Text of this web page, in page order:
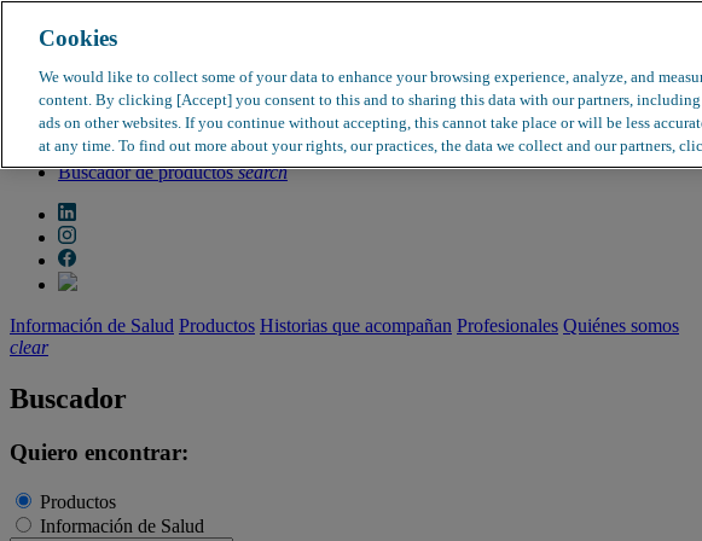
search clear
Dirección médica
Farmacovigilancia
Objeción de calidad
Buscador de productossearch
Información de Salud Productos Historias que acompañan Profesionales Quiénes somos
clear
Buscador
Quiero encontrar:
Productos
Información de Salud
Cookies
We would like to collect some of your data to enhance your browsing experience, analyze, and
content. By clicking [Accept] you consent to this and to sharing this data with our partners,
ads on other websites. If you continue without accepting, this cannot take place or will be less
at any time. To find out more about your rights, our practices, the data we collect and our partners,